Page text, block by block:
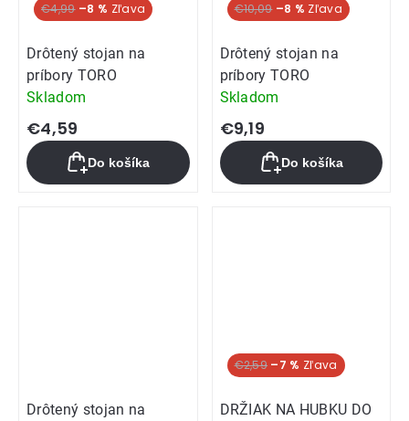
€4,99 –8 %
Drôtený stojan na
príbory TORO
Skladom
€4,59
Do košíka
€10,09 –8 %
Drôtený stojan na
príbory TORO
Skladom
€9,19
Do košíka
Drôtený stojan na
€2,59 –7 %
DRŽIAK NA HUBKU DO